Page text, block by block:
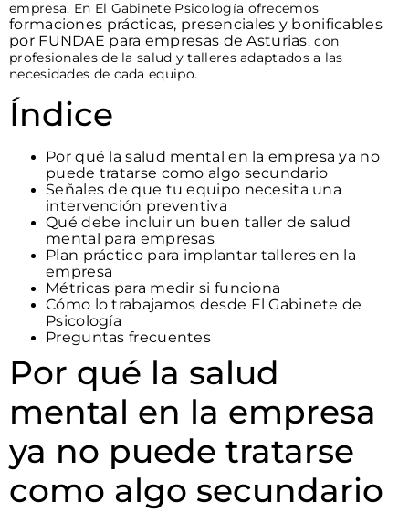
empresa. En El Gabinete Psicología ofrecemos
formaciones prácticas, presenciales y bonificables
por FUNDAE para empresas de Asturias, con
profesionales de la salud y talleres adaptados a las
necesidades de cada equipo.
Índice
Por qué la salud mental en la empresa ya no
puede tratarse como algo secundario
Señales de que tu equipo necesita una
intervención preventiva
Qué debe incluir un buen taller de salud
mental para empresas
Plan práctico para implantar talleres en la
empresa
Métricas para medir si funciona
Cómo lo trabajamos desde El Gabinete de
Psicología
Preguntas frecuentes
Por qué la salud
mental en la empresa
ya no puede tratarse
como algo secundario